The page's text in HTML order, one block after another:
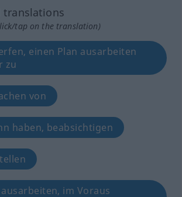
translations
tap on the translation)
einen Plan ausarbeiten
zu
von
haben, beabsichtigen
im Voraus